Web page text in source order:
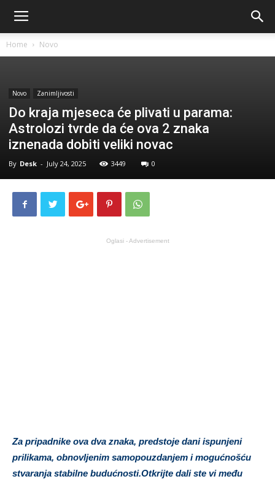
Home Novo
Novo Zanimljivosti
Do kraja mjeseca će plivati u parama:
Astrolozi tvrde da će ova 2 znaka
iznenada dobiti veliki novac
By Desk - July 24, 2025 3449 0
Oglasi - Advertisement
Za pripadnike ova dva znaka, predstoje dani ispunjeni
prilikama, obnovljenim samopouzdanjem i mogućnošću
stvaranja stabilne budućnosti.Otkrijte dali ste vi među